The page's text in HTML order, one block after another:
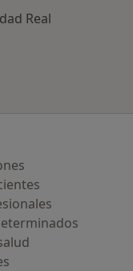
Real